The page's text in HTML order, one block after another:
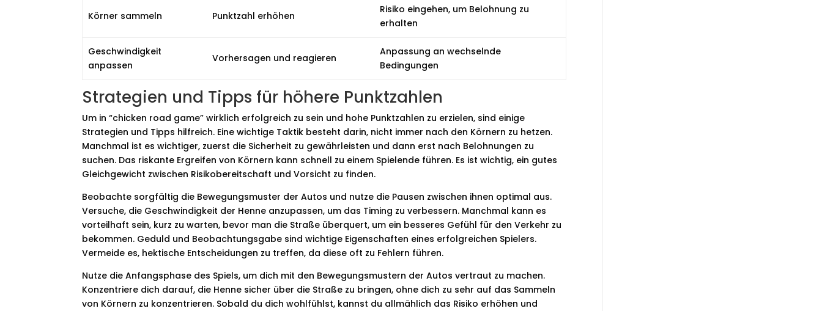
Körner sammeln Punktzahl erhöhen
Risiko eingehen, um Belohnung zu
erhalten
Geschwindigkeit
anpassen
Vorhersagen und reagieren
Anpassung an wechselnde
Bedingungen
Strategien und Tipps für höhere Punktzahlen
Um in “chicken road game” wirklich erfolgreich zu sein und hohe Punktzahlen zu erzielen, sind einige
Strategien und Tipps hilfreich. Eine wichtige Taktik besteht darin, nicht immer nach den Körnern zu hetzen.
Manchmal ist es wichtiger, zuerst die Sicherheit zu gewährleisten und dann erst nach Belohnungen zu
suchen. Das riskante Ergreifen von Körnern kann schnell zu einem Spielende führen. Es ist wichtig, ein gutes
Gleichgewicht zwischen Risikobereitschaft und Vorsicht zu finden.
Beobachte sorgfältig die Bewegungsmuster der Autos und nutze die Pausen zwischen ihnen optimal aus.
Versuche, die Geschwindigkeit der Henne anzupassen, um das Timing zu verbessern. Manchmal kann es
vorteilhaft sein, kurz zu warten, bevor man die Straße überquert, um ein besseres Gefühl für den Verkehr zu
bekommen. Geduld und Beobachtungsgabe sind wichtige Eigenschaften eines erfolgreichen Spielers.
Vermeide es, hektische Entscheidungen zu treffen, da diese oft zu Fehlern führen.
Nutze die Anfangsphase des Spiels, um dich mit den Bewegungsmustern der Autos vertraut zu machen.
Konzentriere dich darauf, die Henne sicher über die Straße zu bringen, ohne dich zu sehr auf das Sammeln
von Körnern zu konzentrieren. Sobald du dich wohlfühlst, kannst du allmählich das Risiko erhöhen und